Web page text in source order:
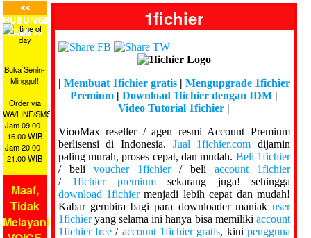
<<
HUBUNGI
KAMI >>
Buka Senin-
Minggu!!
Order via
WA/LINE/SMS
Jam 09.00 -
16.00 WIB
Jam 20.00 -
21.00 WIB
Maaf,
Tidak
Melayani
1fichier
| Membuat 1fichier gratis| Mengupgrade 1fichier
Premium |Download 1fichier dengan IDM |
Video Tutorial 1fichier |
ViooMax reseller / agen resmi Account Premium
berlisensi di Indonesia. Jual 1fichier.com dijamin
paling murah, proses cepat, dan mudah. Beli 1fichier
/ beli voucher 1fichier/ beliaccount 1fichier
/ 1fichier premiumsekarang juga! sehingga
download 1fichiermenjadi lebih cepat dan mudah!
Kabar gembira bagi para downloader maniakuser
1fichieryang selama ini hanya bisa memilikiaccount
1fichier free / account 1fichier gratis, kinipengguna